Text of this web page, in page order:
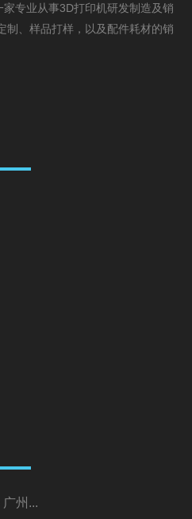
专业从事3D打印机研发制造及销
制、样品打样，以及配件耗材的销
州...